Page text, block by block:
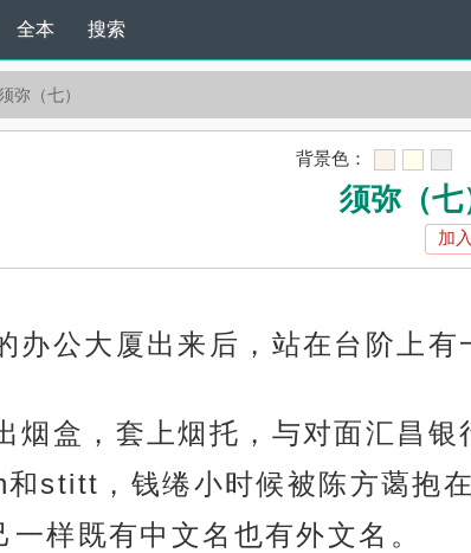
全本 搜索
弥（七）
背景色：
须弥（七
加
办公大厦出来后，站在台阶上有
烟盒，套上烟托，与对面汇昌
stitt，钱绻小时候被陈方蔼抱
样既有中文名也有外文名。